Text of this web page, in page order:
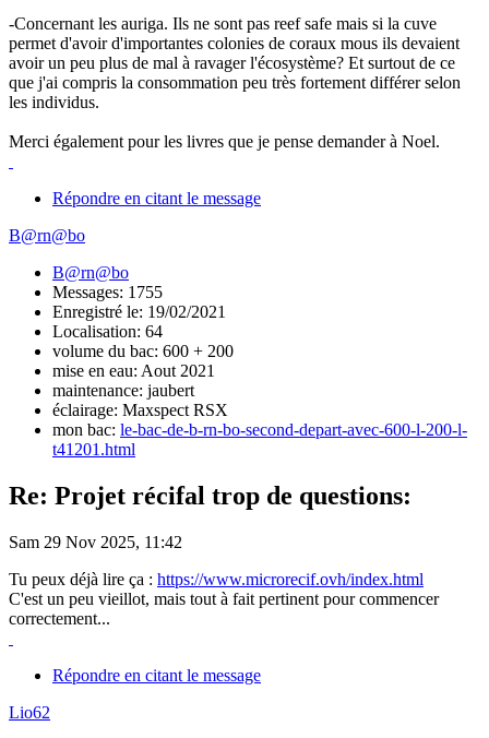
-Concernant les auriga. Ils ne sont pas reef safe mais si la cuve
permet d'avoir d'importantes colonies de coraux mous ils devaient
avoir un peu plus de mal à ravager l'écosystème? Et surtout de ce
que j'ai compris la consommation peu très fortement différer selon
les individus.
Merci également pour les livres que je pense demander à Noel.
Répondre en citant le message
B@rn@bo
B@rn@bo
Messages: 1755
Enregistré le: 19/02/2021
Localisation: 64
volume du bac: 600 + 200
mise en eau: Aout 2021
maintenance: jaubert
éclairage: Maxspect RSX
mon bac: le-bac-de-b-rn-bo-second-depart-avec-600-l-200-l-
t41201.html
Re: Projet récifal trop de questions:
Sam 29 Nov 2025, 11:42
Tu peux déjà lire ça : https://www.microrecif.ovh/index.html
C'est un peu vieillot, mais tout à fait pertinent pour commencer
correctement...
Répondre en citant le message
Lio62